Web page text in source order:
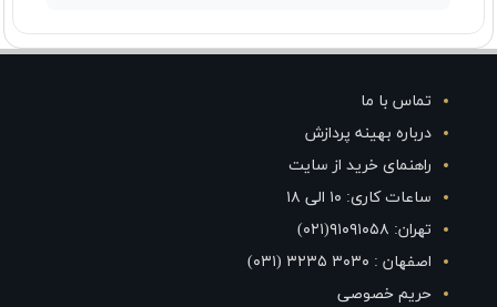
تماس با ما
درباره بهینه پردازش
راهنمای خرید از سایت
ساعات کاری: ۱۰ الی ۱۸
تهران: ۹۱۰۹۱۰۵۸(۰۲۱)
اصفهان : ۳۰۳۰ ۳۲۳۵ (۰۳۱)
حریم خصوصی